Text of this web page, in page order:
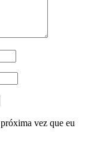
vez que eu